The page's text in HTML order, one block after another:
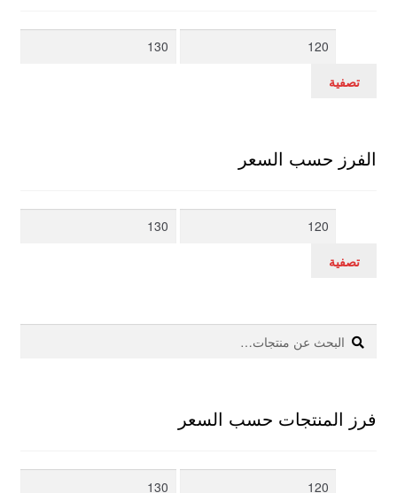
أدنى
أعلى
تصفية
الفرز حسب السعر
أدنى
أعلى
تصفية
البحث
عن:
بحث
فرز المنتجات حسب السعر
أدنى أعلى